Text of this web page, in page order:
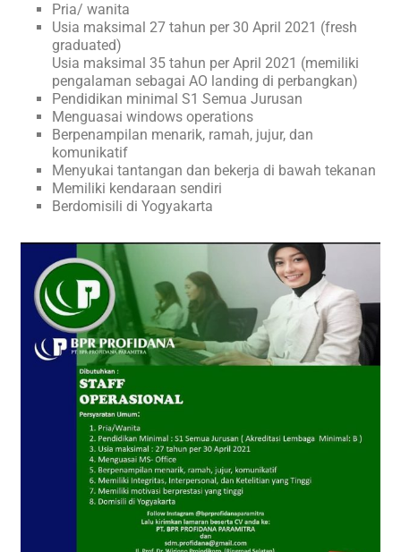
Pria/ wanita
Usia maksimal 27 tahun per 30 April 2021 (fresh
graduated)
Usia maksimal 35 tahun per April 2021 (memiliki
pengalaman sebagai AO landing di perbangkan)
Pendidikan minimal S1 Semua Jurusan
Menguasai windows operations
Berpenampilan menarik, ramah, jujur, dan
komunikatif
Menyukai tantangan dan bekerja di bawah tekanan
Memiliki kendaraan sendiri
Berdomisili di Yogyakarta